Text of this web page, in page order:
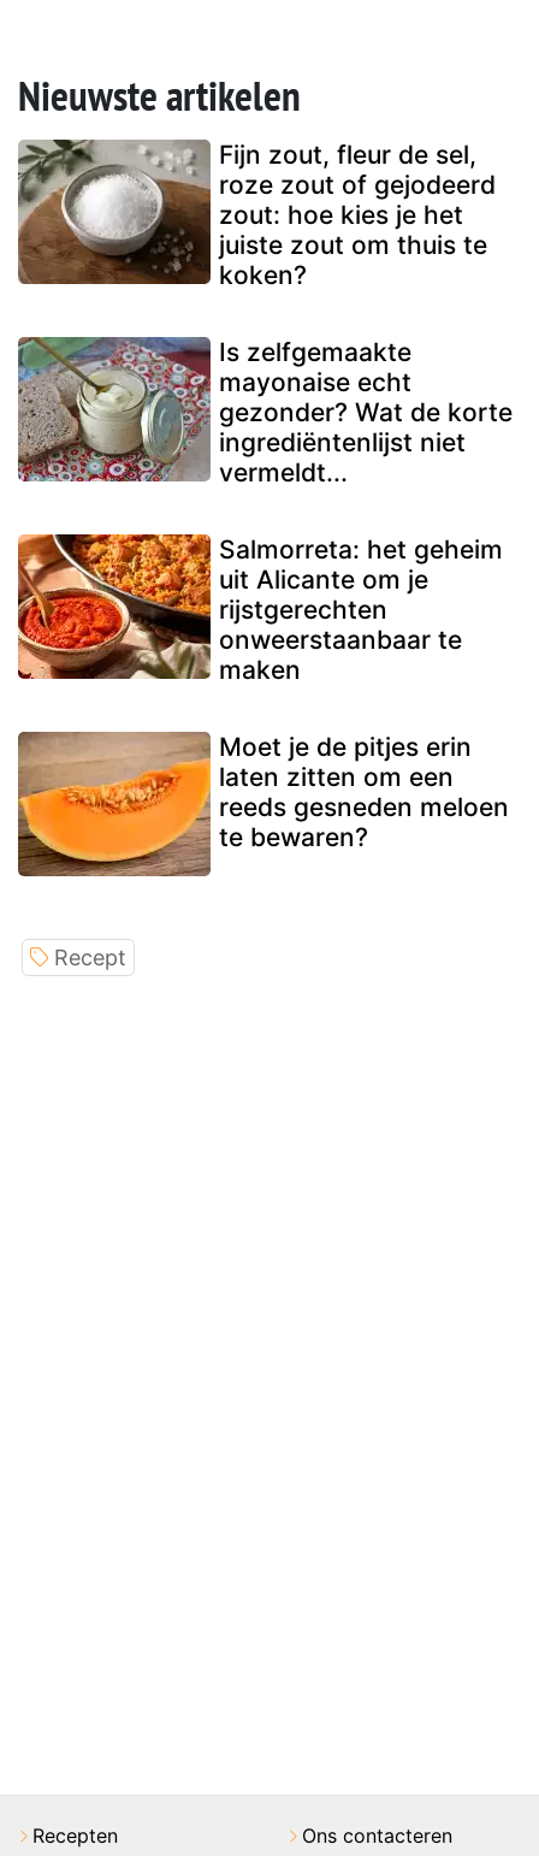
Nieuwste artikelen
Fijn zout, fleur de sel,
roze zout of gejodeerd
zout: hoe kies je het
juiste zout om thuis te
koken?
Is zelfgemaakte
mayonaise echt
gezonder? Wat de korte
ingrediëntenlijst niet
vermeldt...
Salmorreta: het geheim
uit Alicante om je
rijstgerechten
onweerstaanbaar te
maken
Moet je de pitjes erin
laten zitten om een
reeds gesneden meloen
te bewaren?
Recept
Recepten Ons contacteren